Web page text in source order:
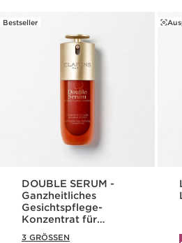
Bestseller
DOUBLE SERUM -
Ganzheitliches
Gesichtspflege-
Konzentrat für
jugendliche Haut
3 GRÖSSEN